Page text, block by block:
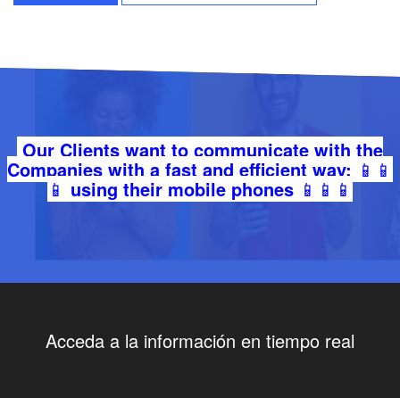
Our Clients want to communicate with the
Companies with a fast and efficient way: 📱📱
📱 using their mobile phones 📱📱📱
Acceda a la información en tiempo real